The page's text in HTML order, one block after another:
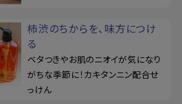
柿渋のちからを、味方につけ
る
ベタつきやお肌のニオイが気になり
がちな季節に！カキタンニン配合せ
っけん